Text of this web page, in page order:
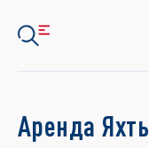
Search
Аренда